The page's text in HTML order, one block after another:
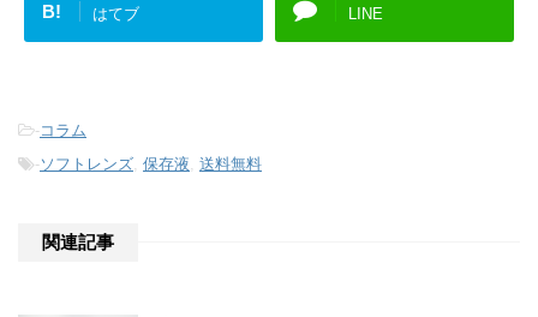
B! はてブ LINE
-コラム
-ソフトレンズ, 保存液, 送料無料
関連記事